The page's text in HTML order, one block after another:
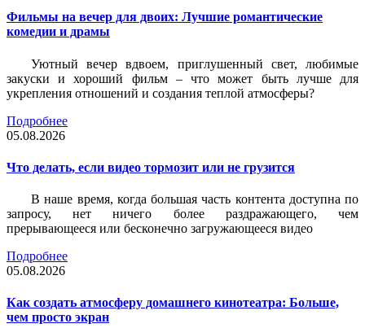
Фильмы на вечер для двоих: Лучшие романтические
комедии и драмы
Уютный вечер вдвоем, приглушенный свет, любимые
закуски и хороший фильм – что может быть лучше для
укрепления отношений и создания теплой атмосферы?
Подробнее
05.08.2026
Что делать, если видео тормозит или не грузится
В наше время, когда большая часть контента доступна по
запросу, нет ничего более раздражающего, чем
прерывающееся или бесконечно загружающееся видео
Подробнее
05.08.2026
Как создать атмосферу домашнего кинотеатра: Больше,
чем просто экран